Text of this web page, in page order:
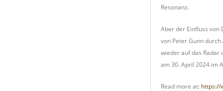
Resonanz.
Aber der Einfluss von
von Peter Gunn
wieder auf das Radar
am 30. April 2024 im
Read more at: https://